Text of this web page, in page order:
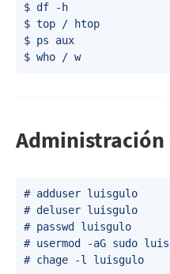
$ df -h
$ top / htop
$ ps aux
Administración
# adduser luisgulo
# deluser luisgulo
# passwd luisgulo
# usermod -aG sudo